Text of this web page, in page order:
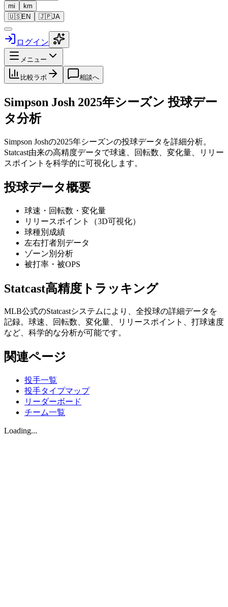
mi
km
🇺🇸EN 🇯🇵JA
ログイン
メニュー
比較ラボ 相談へ
Simpson Josh 2025年シーズン 投球デー
タ分析
Simpson Joshの2025年シーズンの投球データを詳細分析。
Statcast由来の高精度データで球速、回転数、変化量、リリー
スポイントを科学的に可視化します。
投球データ概要
球速・回転数・変化量
リリースポイント（3D可視化）
球種別成績
左右打者別データ
ゾーン別分析
被打率・被OPS
Statcast高精度トラッキング
MLB公式のStatcastシステムにより、全投球の詳細データを
記録。球速、回転数、変化量、リリースポイント、打球速度
など、科学的な分析が可能です。
関連ページ
投手一覧
投手タイプマップ
リーダーボード
チーム一覧
Loading...